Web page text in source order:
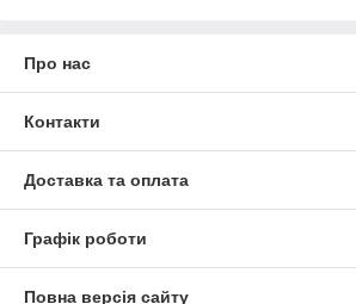
Про нас
Контакти
Доставка та оплата
Графік роботи
Повна версія сайту